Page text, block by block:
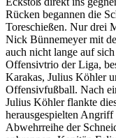
Rücken begannen die
Toreschießen. Nur drei
Nick Bünnemeyer mit
auch nicht lange auf
Offensivtrio der Liga,
Karakas, Julius Köhler
Offensivfußball. Nach
Julius Köhler flankte
herausgespielten
Abwehrreihe der